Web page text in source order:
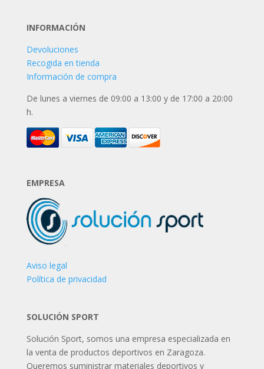
INFORMACIÓN
Devoluciones
Recogida en tienda
Información de compra
De lunes a viernes de 09:00 a 13:00 y de 17:00 a 20:00
h.
EMPRESA
Aviso legal
Política de privacidad
SOLUCIÓN SPORT
Solución Sport, somos una empresa especializada en
la venta de productos deportivos en Zaragoza.
Queremos suministrar materiales deportivos y